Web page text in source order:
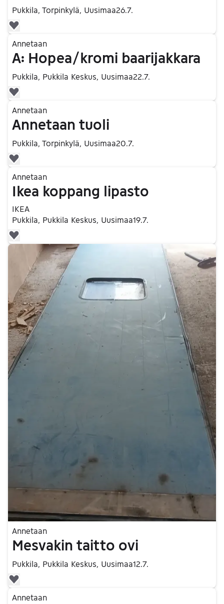
Pukkila, Torpinkylä, Uusimaa26.7.
Siirry ilmoitukseen
Annetaan
A: Hopea/kromi baarijakkara
Pukkila, Pukkila Keskus, Uusimaa22.7.
Siirry ilmoitukseen
Annetaan
Annetaan tuoli
Pukkila, Torpinkylä, Uusimaa20.7.
Siirry ilmoitukseen
Annetaan
Ikea koppang lipasto
IKEA
Pukkila, Pukkila Keskus, Uusimaa19.7.
Siirry ilmoitukseen
Annetaan
Mesvakin taitto ovi
Pukkila, Pukkila Keskus, Uusimaa12.7.
Siirry ilmoitukseen
Annetaan